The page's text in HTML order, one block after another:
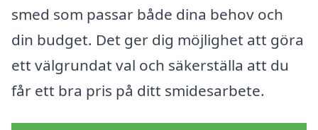
smed som passar både dina behov och
din budget. Det ger dig möjlighet att göra
ett välgrundat val och säkerställa att du
får ett bra pris på ditt smidesarbete.